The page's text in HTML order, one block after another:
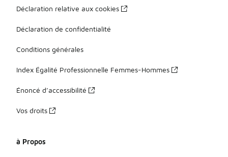
Déclaration relative aux cookies
Déclaration de confidentialité
Conditions générales
Index Égalité Professionnelle Femmes-Hommes
Énoncé d’accessibilité
Vos droits
à Propos